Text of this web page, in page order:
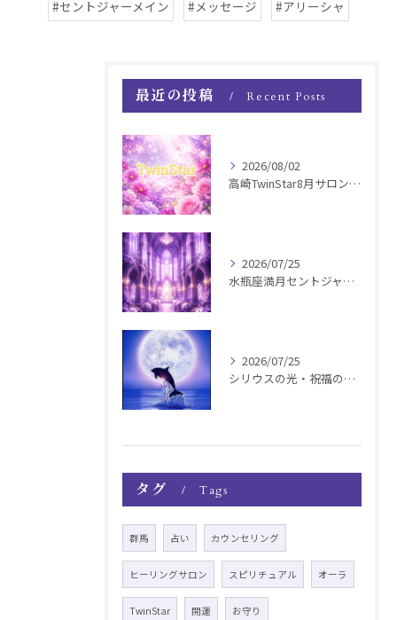
#セントジャーメイン #メッセージ #アリーシャ
最近の投稿 Recent Posts
2026/08/02
高崎TwinStar8月サロンお知らせ
2026/07/25
水瓶座満月セントジャーメインGSVF遠隔お知らせ
2026/07/25
シリウスの光・祝福の波動チャージ遠隔お知らせ〜銀河新年〜
タグ Tags
群馬 占い カウンセリング
ヒーリングサロン スピリチュアル オーラ
TwinStar 開運 お守り